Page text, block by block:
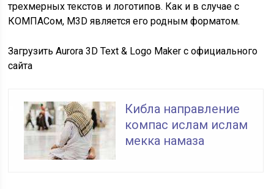
трехмерных текстов и логотипов. Как и в случае с
КОМПАСом, M3D является его родным форматом.
Загрузить Aurora 3D Text & Logo Maker с официального
сайта
Кибла направление
компас ислам ислам
мекка намаза